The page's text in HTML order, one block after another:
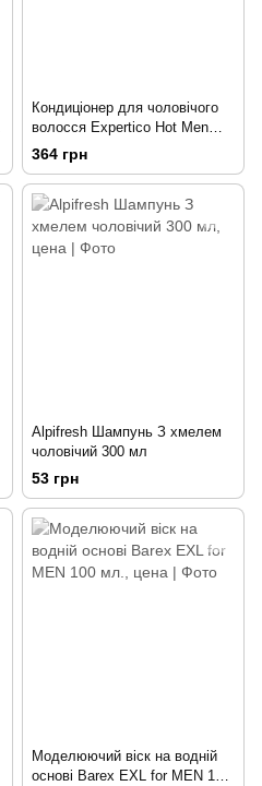
Кондиціонер для чоловічого
волосся Expertico Hot Men
1500 мл
364 грн
Alpifresh Шампунь З хмелем
чоловічий 300 мл
53 грн
Моделюючий віск на водній
основі Barex EXL for MEN 100